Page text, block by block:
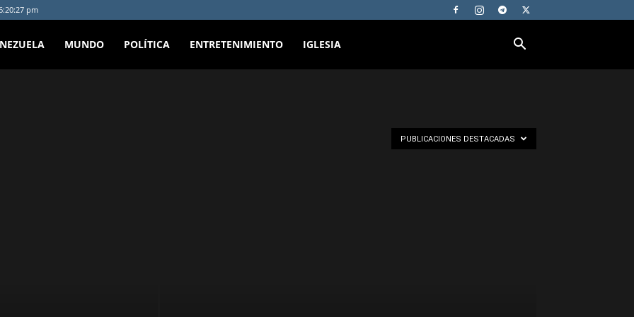
pm
MUNDO POLÍTICA ENTRETENIMIENTO IGLESIA
PUBLICACIONES DESTACADAS